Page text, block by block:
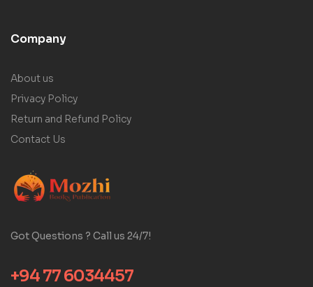
Company
About us
Privacy Policy
Return and Refund Policy
Contact Us
Got Questions ? Call us 24/7!
+94 77 6034457